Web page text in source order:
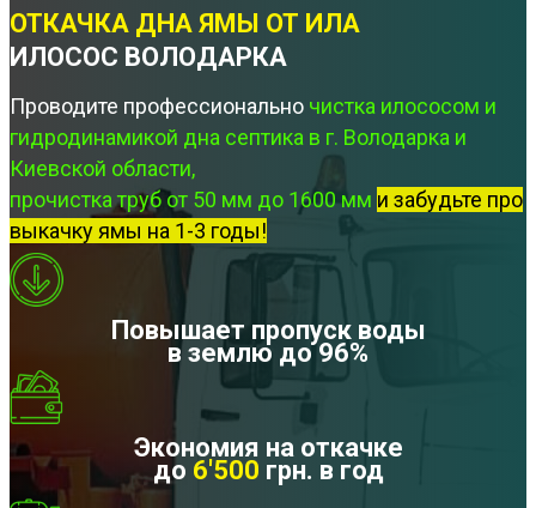
ОТКАЧКА ДНА ЯМЫ ОТ ИЛА
ИЛОСОС ВОЛОДАРКА
Проводите профессионально чистка илососом и
гидродинамикой дна септика в г. Володарка и
Киевской области,
прочистка труб от 50 мм до 1600 мм и забудьте про
выкачку ямы на 1-3 годы!
Повышает пропуск воды
в землю до 96%
Экономия на откачке
до 6'500 грн. в год